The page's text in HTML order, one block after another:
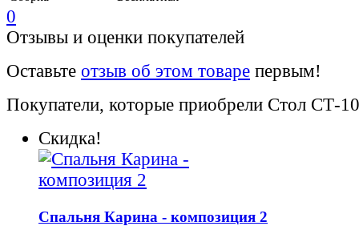
0
Отзывы и оценки покупателей
Оставьте отзыв об этом товаре первым!
Покупатели, которые приобрели Стол СТ-
Скидка!
Cпальня Карина - композиция 2